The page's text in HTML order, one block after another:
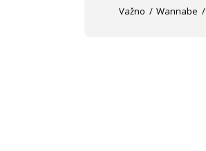
Važno
Wannabe